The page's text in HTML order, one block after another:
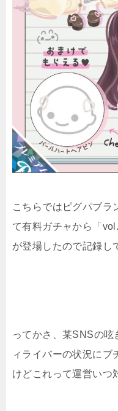
こちらではピグパブラ
て有料ガチャから「
が登場したので記録
ってかさ、某SNSの呟
ィライバーの状況にブ
けどこれって運営いつ